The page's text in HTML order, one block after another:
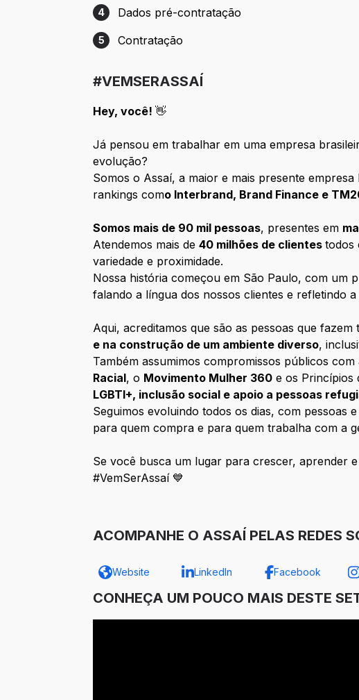
Etapa 4: Dados pré-contratação
4 Dados pré-contratação
Etapa 5: Contratação
5 Contratação
#VEMSERASSAÍ
Hey, você!👋
Já pensou em trabalhar em uma empresa
evolução?
Somos o Assaí, a maior e mais presente
rankings como Interbrand, Brand Finance e
Somos mais de 90 mil pessoas, presentes em
Atendemos mais de40 milhões de clientestodos
variedade e proximidade.
Nossa história começou em São Paulo, com um
falando a língua dos nossos clientes e refletindo
Aqui, acreditamos que são as pessoas que
e na construção de um ambiente diverso,
Também assumimos compromissos públicos
Racial, o Movimento Mulher 360 e os Princípios
LGBTI+, inclusão social e apoio a pessoas
Seguimos evoluindo todos os dias, com pessoas
para quem compra e para quem trabalha com a
Se você busca um lugar para crescer, aprender
#VemSerAssaí 💙
ACOMPANHE O ASSAÍ PELAS REDES
Website LinkedIn Facebook
CONHEÇA UM POUCO MAIS DESTE